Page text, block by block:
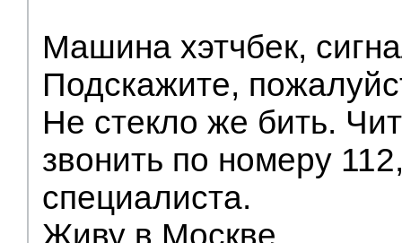
Машина хэтчбек,
Подскажите,
Не стекло же бить.
звонить по номеру
специалиста.